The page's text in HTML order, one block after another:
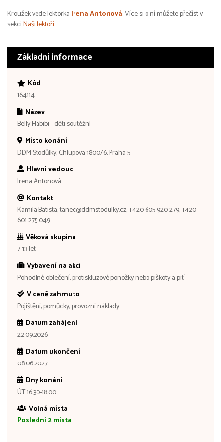
Kroužek vede lektorka Irena Antonová. Více si o ní můžete přečíst v
sekciNaši lektoři.
Základní informace
Kód
164114
Název
Belly Habibi - děti soutěžní
Místo konání
DDM Stodůlky, Chlupova 1800/6, Praha 5
Hlavní vedoucí
Irena Antonová
Kontakt
Kamila Batista, tanec@ddmstodulky.cz, +420 605 920 279, +420
601 275 049
Věková skupina
7-13 let
Vybavení na akci
Pohodlné oblečení, protiskluzové ponožky nebo piškoty a pití
V ceně zahrnuto
Pojištění, pomůcky, provozní náklady
Datum zahájení
22.09.2026
Datum ukončení
08.06.2027
Dny konání
ÚT 16:30-18:00
Volná místa
Poslední 2 místa